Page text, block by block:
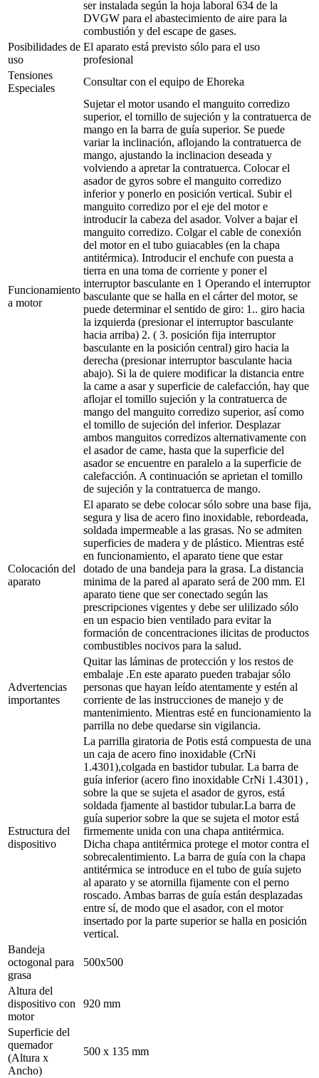
ser instalada según la hoja laboral 634 de la
DVGW para el abastecimiento de aire para la
combustión y del escape de gases.
Posibilidades de
uso
El aparato está previsto sólo para el uso
profesional
Tensiones
Especiales
Consultar con el equipo de Ehoreka
Funcionamiento
a motor
Sujetar el motor usando el manguito corredizo
superior, el tornillo de sujeción y la contratuerca de
mango en la barra de guía superior. Se puede
variar la inclinación, aflojando la contratuerca de
mango, ajustando la inclinacion deseada y
volviendo a apretar la contratuerca. Colocar el
asador de gyros sobre el manguito corredizo
inferior y ponerlo en posición vertical. Subir el
manguito corredizo por el eje del motor e
introducir la cabeza del asador. Volver a bajar el
manguito corredizo. Colgar el cable de conexión
del motor en el tubo guiacables (en la chapa
antitérmica). Introducir el enchufe con puesta a
tierra en una toma de corriente y poner el
interruptor basculante en 1 Operando el interruptor
basculante que se halla en el cárter del motor, se
puede determinar el sentido de giro: 1.. giro hacia
la izquierda (presionar el interruptor basculante
hacia arriba) 2. ( 3. posición fija interruptor
basculante en la posición central) giro hacia la
derecha (presionar interruptor basculante hacia
abajo). Si la de quiere modificar la distancia entre
la came a asar y superficie de calefacción, hay que
aflojar el tomillo sujeción y la contratuerca de
mango del manguito corredizo superior, así como
el tomillo de sujeción del inferior. Desplazar
ambos manguitos corredizos alternativamente con
el asador de came, hasta que la superficie del
asador se encuentre en paralelo a la superficie de
calefacción. A continuación se aprietan el tomillo
de sujeción y la contratuerca de mango.
Colocación del
aparato
El aparato se debe colocar sólo sobre una base fija,
segura y lisa de acero fino inoxidable, rebordeada,
soldada impermeable a las grasas. No se admiten
superficies de madera y de plástico. Mientras esté
en funcionamiento, el aparato tiene que estar
dotado de una bandeja para la grasa. La distancia
minima de la pared al aparato será de 200 mm. El
aparato tiene que ser conectado según las
prescripciones vigentes y debe ser ulilizado sólo
en un espacio bien ventilado para evitar la
formación de concentraciones ilicitas de productos
combustibles nocivos para la salud.
Advertencias
importantes
Quitar las láminas de protección y los restos de
embalaje .En este aparato pueden trabajar sólo
personas que hayan leído atentamente y estén al
corriente de las instrucciones de manejo y de
mantenimiento. Mientras esté en funcionamiento la
parrilla no debe quedarse sin vigilancia.
Estructura del
dispositivo
La parrilla giratoria de Potis está compuesta de una
un caja de acero fino inoxidable (CrNi
1.4301),colgada en bastidor tubular. La barra de
guía inferior (acero fino inoxidable CrNi 1.4301) ,
sobre la que se sujeta el asador de gyros, está
soldada fjamente al bastidor tubular.La barra de
guía superior sobre la que se sujeta el motor está
firmemente unida con una chapa antitérmica.
Dicha chapa antitérmica protege el motor contra el
sobrecalentimiento. La barra de guía con la chapa
antitérmica se introduce en el tubo de guía sujeto
al aparato y se atornilla fijamente con el perno
roscado. Ambas barras de guía están desplazadas
entre sí, de modo que el asador, con el motor
insertado por la parte superior se halla en posición
vertical.
Bandeja
octogonal para
grasa
500x500
Altura del
dispositivo con
motor
920 mm
Superficie del
quemador
(Altura x
Ancho)
500 x 135 mm